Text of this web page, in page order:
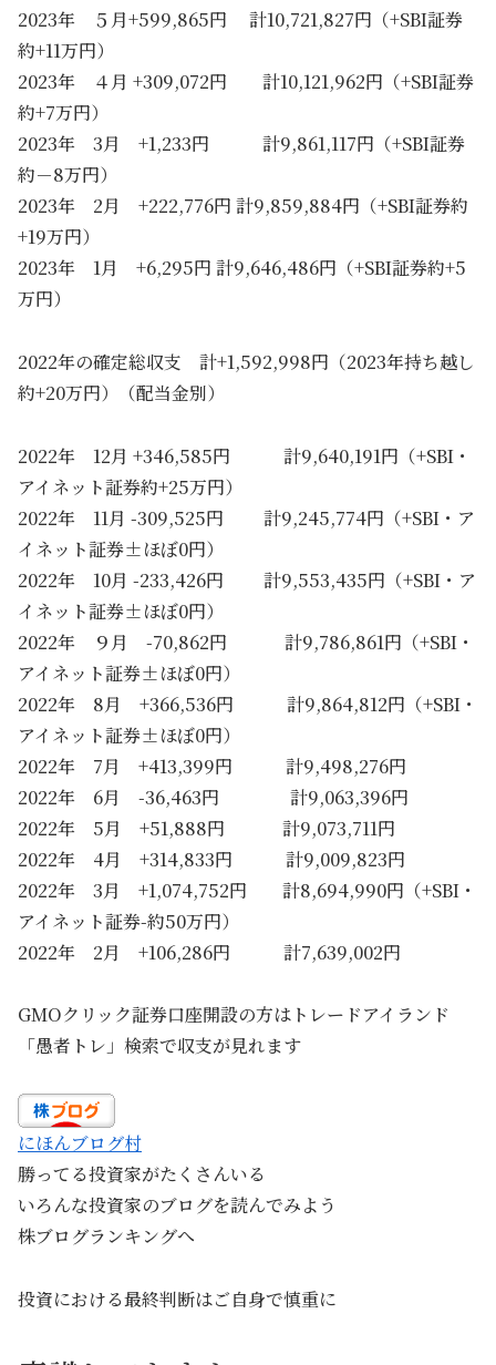
2023年 ５月+599,865円 計10,721,827円（+SBI証券
約+11万円）
2023年 ４月 +309,072円 計10,121,962円（+SBI証券
約+7万円）
2023年 3月 +1,233円 計9,861,117円（+SBI証券
約－8万円）
2023年 2月 +222,776円 計9,859,884円（+SBI証券約
+19万円）
2023年 1月 +6,295円 計9,646,486円（+SBI証券約+5
万円）
2022年の確定総収支 計+1,592,998円（2023年持ち越し
約+20万円）（配当金別）
2022年 12月 +346,585円 計9,640,191円（+SBI・
アイネット証券約+25万円）
2022年 11月 -309,525円 計9,245,774円（+SBI・ア
イネット証券±ほぼ0円）
2022年 10月 -233,426円 計9,553,435円（+SBI・ア
イネット証券±ほぼ0円）
2022年 ９月 -70,862円 計9,786,861円（+SBI・
アイネット証券±ほぼ0円）
2022年 8月 +366,536円 計9,864,812円（+SBI・
アイネット証券±ほぼ0円）
2022年 7月 +413,399円 計9,498,276円
2022年 6月 -36,463円 計9,063,396円
2022年 5月 +51,888円 計9,073,711円
2022年 4月 +314,833円 計9,009,823円
2022年 3月 +1,074,752円 計8,694,990円（+SBI・
アイネット証券-約50万円）
2022年 2月 +106,286円 計7,639,002円
GMOクリック証券口座開設の方はトレードアイランド
「愚者トレ」検索で収支が見れます
にほんブログ村
勝ってる投資家がたくさんいる
いろんな投資家のブログを読んでみよう
株ブログランキングへ
投資における最終判断はご自身で慎重に